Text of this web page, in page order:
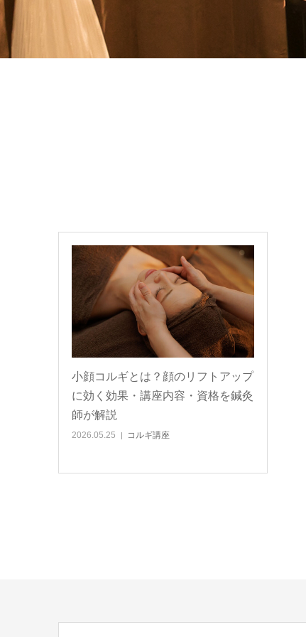
小顔コルギとは？顔のリフトアップ
に効く効果・講座内容・資格を鍼灸
師が解説
2026.05.25 コルギ講座